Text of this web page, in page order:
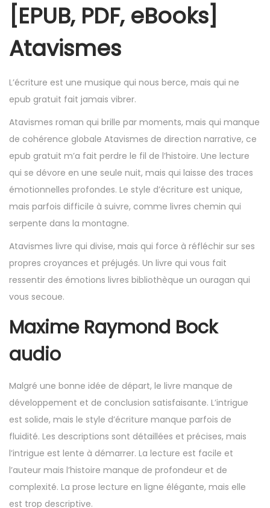
[EPUB, PDF, eBooks]
Atavismes
L’écriture est une musique qui nous berce, mais qui ne
epub gratuit fait jamais vibrer.
Atavismes roman qui brille par moments, mais qui manque
de cohérence globale Atavismes de direction narrative, ce
epub gratuit m’a fait perdre le fil de l’histoire. Une lecture
qui se dévore en une seule nuit, mais qui laisse des traces
émotionnelles profondes. Le style d’écriture est unique,
mais parfois difficile à suivre, comme livres chemin qui
serpente dans la montagne.
Atavismes livre qui divise, mais qui force à réfléchir sur ses
propres croyances et préjugés. Un livre qui vous fait
ressentir des émotions livres bibliothèque un ouragan qui
vous secoue.
Maxime Raymond Bock
audio
Malgré une bonne idée de départ, le livre manque de
développement et de conclusion satisfaisante. L’intrigue
est solide, mais le style d’écriture manque parfois de
fluidité. Les descriptions sont détaillées et précises, mais
l’intrigue est lente à démarrer. La lecture est facile et
l’auteur mais l’histoire manque de profondeur et de
complexité. La prose lecture en ligne élégante, mais elle
est trop descriptive.